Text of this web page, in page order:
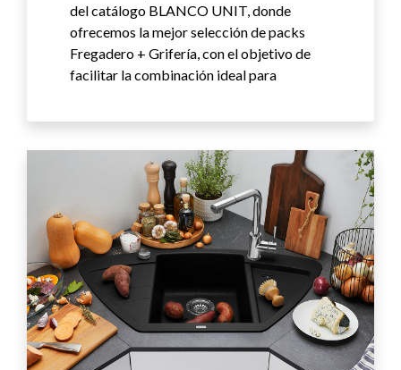
del catálogo BLANCO UNIT, donde
ofrecemos la mejor selección de packs
Fregadero + Grifería, con el objetivo de
facilitar la combinación ideal para